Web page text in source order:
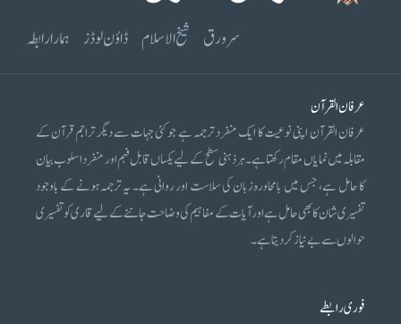
سرورق شیخ الاسلام ڈاؤن لوڈز ہمارا رابطہ
عرفان القرآن
عرفان القرآن اپنی نوعیت کا ایک منفرد ترجمہ ہے جو کئی جہات سے دیگر تراجم قرآن کے
مقابلہ میں نمایاں مقام رکھتا ہے۔ ہر ذہنی سطح کے لیے یکساں قابل فہم اور منفرد اسلوب بیان
کا حامل ہے، جس میں بامحاورہ زبان کی سلاست اور روانی ہے۔ یہ ترجمہ ہونے کے باوجود
تفسیری شان کا بھی حامل ہے اور آیات کے مفاہیم کی وضاحت جاننے کے لیے قاری کو تفسیری
حوالوں سے بے نیاز کر دیتا ہے۔
فوری رابطے